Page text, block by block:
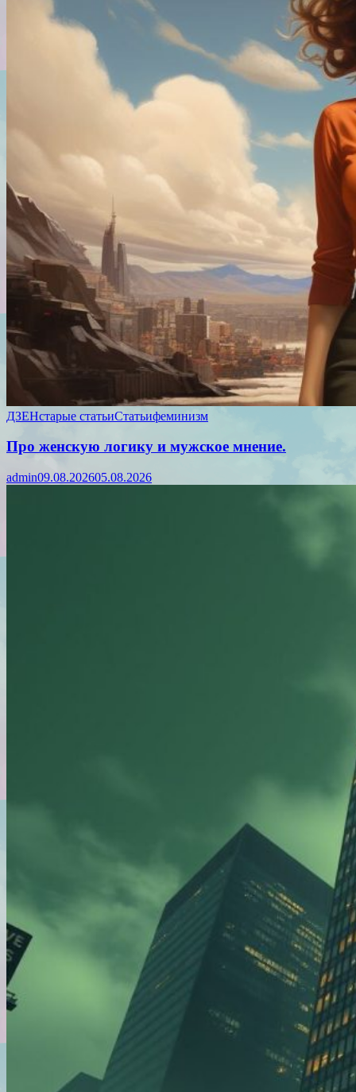
ДЗЕНстарые статьиСтатьифеминизм
Про женскую логику и мужское мнение.
admin09.08.202605.08.2026